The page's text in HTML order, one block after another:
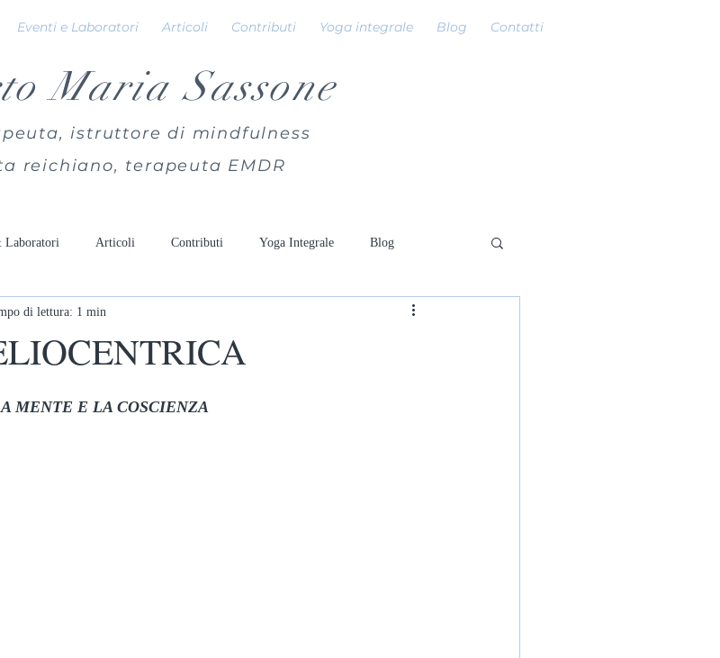
Eventi e Laboratori Articoli Contributi Yoga integrale Blog Contatti
Maria Sassone
istruttore di mindfulness
reichiano, terapeuta EMDR
Laboratori Articoli Contributi Yoga Integrale Blog
di lettura: 1 min
MENTE E LA COSCIENZA